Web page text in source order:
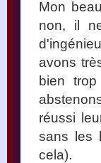
Mon
non, il
avons
bien
réussi
sans les
cela).